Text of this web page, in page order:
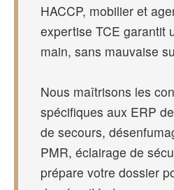
HACCP, mobilier et
expertise TCE garantit
main, sans mauvaise
Nous maîtrisons les
spécifiques aux ERP
de secours,
PMR, éclairage de
prépare votre dossier